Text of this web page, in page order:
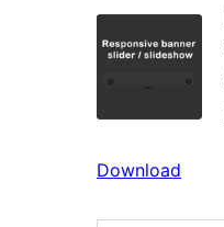
Download